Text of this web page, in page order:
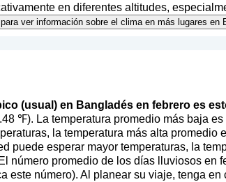
en diferentes altitudes,
ver información sobre el clima en más lugares en
(usual) en Bangladés en febrero es
℉). La temperatura promedio más baja
la temperatura más alta
puede esperar mayor temperaturas, la
número promedio de los días lluviosos en
este número). Al planear su viaje, tenga